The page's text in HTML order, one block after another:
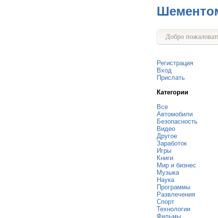
Добро
Регистрация
Вход
Прислать
Категории
Все
Автомобили
Безопасность
Видео
Другое
Заработок
Игры
Книги
Мир и бизнес
Музыка
Наука
Программы
Развлечения
Спорт
Технологии
Фильмы